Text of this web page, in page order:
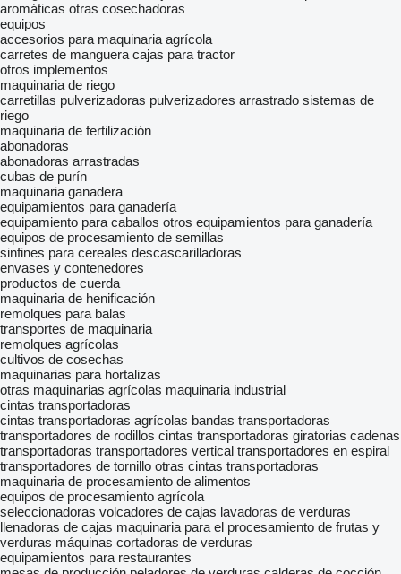
aromáticas otras cosechadoras
equipos
accesorios para maquinaria agrícola
carretes de manguera cajas para tractor
otros implementos
maquinaria de riego
carretillas pulverizadoras pulverizadores arrastrado sistemas de
riego
maquinaria de fertilización
abonadoras
abonadoras arrastradas
cubas de purín
maquinaria ganadera
equipamientos para ganadería
equipamiento para caballos otros equipamientos para ganadería
equipos de procesamiento de semillas
sinfines para cereales descascarilladoras
envases y contenedores
productos de cuerda
maquinaria de henificación
remolques para balas
transportes de maquinaria
remolques agrícolas
cultivos de cosechas
maquinarias para hortalizas
otras maquinarias agrícolas maquinaria industrial
cintas transportadoras
cintas transportadoras agrícolas bandas transportadoras
transportadores de rodillos cintas transportadoras giratorias cadenas
transportadoras transportadores vertical transportadores en espiral
transportadores de tornillo otras cintas transportadoras
maquinaria de procesamiento de alimentos
equipos de procesamiento agrícola
seleccionadoras volcadores de cajas lavadoras de verduras
llenadoras de cajas maquinaria para el procesamiento de frutas y
verduras máquinas cortadoras de verduras
equipamientos para restaurantes